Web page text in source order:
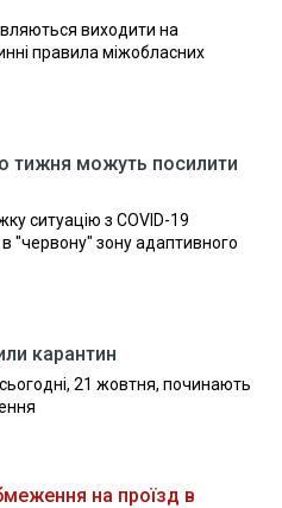
виходити на
правила міжобласних
тижня можуть посилити
ситуацію з COVID-19
"червону" зону адаптивного
карантин
сьогодні, 21 жовтня, починають
на проїзд в